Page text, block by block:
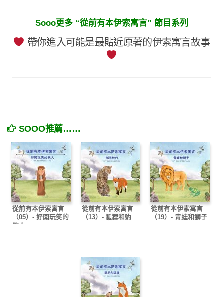
Sooo更多 “從前有本伊索寓言” 節目系列
帶你進入可能是最貼近原著的伊索寓言故事
SOOO推薦……
從前有本伊索寓言
（05）- 好開玩笑的
牧人
從前有本伊索寓言
（13）- 狐狸和豹
從前有本伊索寓言
（19）- 青蛙和獅子